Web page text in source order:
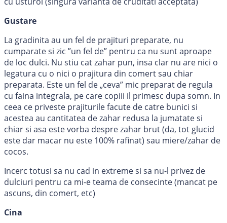
Gustare
La gradinita au un fel de prajituri preparate, nu
cumparate si zic ”un fel de” pentru ca nu sunt aproape
de loc dulci. Nu stiu cat zahar pun, insa clar nu are nici o
legatura cu o nici o prajitura din comert sau chiar
preparata. Este un fel de „ceva” mic preparat de regula
cu faina integrala, pe care copiii il primesc dupa somn. In
ceea ce priveste prajiturile facute de catre bunici si
acestea au cantitatea de zahar redusa la jumatate si
chiar si asa este vorba despre zahar brut (da, tot glucid
este dar macar nu este 100% rafinat) sau miere/zahar de
cocos.
Incerc totusi sa nu cad in extreme si sa nu-l privez de
dulciuri pentru ca mi-e teama de consecinte (mancat pe
ascuns, din comert, etc)
Cina